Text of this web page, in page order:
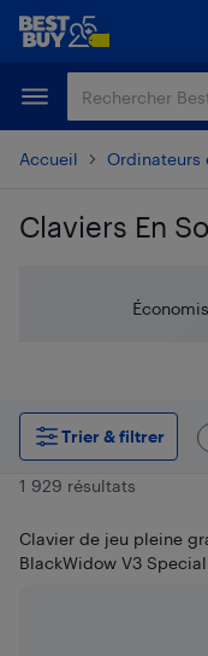
Passer
principal
Passer
Accueil Ordinateurs
Claviers En
Trier & filtrer
1 929 résultats
Clavier de jeu pleine
BlackWidow V3